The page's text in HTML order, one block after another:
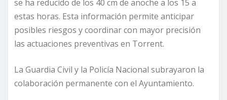
se ha reducido de los 40 cm de anoche a los 15 a
estas horas. Esta información permite anticipar
posibles riesgos y coordinar con mayor precisión
las actuaciones preventivas en Torrent.
La Guardia Civil y la Policía Nacional subrayaron la
colaboración permanente con el Ayuntamiento.